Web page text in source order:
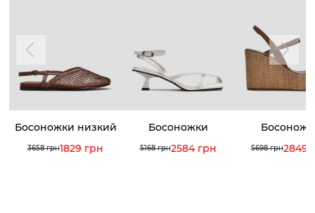
Босоножки низкий
3658 грн1829 грн
Босоножки
5168 грн2584 грн 5698 грн2849